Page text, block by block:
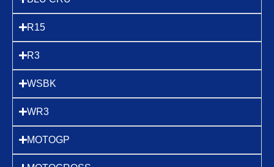
R15
R3
WSBK
WR3
MOTOGP